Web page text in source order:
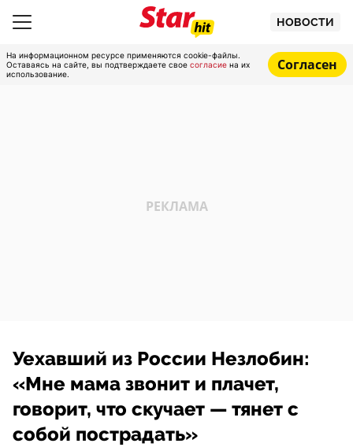
НОВОСТИ
На информационном ресурсе применяются cookie-файлы.
Оставаясь на сайте, вы подтверждаете свое согласие на их
использование.
Согласен
Уехавший из России Незлобин:
«Мне мама звонит и плачет,
говорит, что скучает — тянет с
собой пострадать»